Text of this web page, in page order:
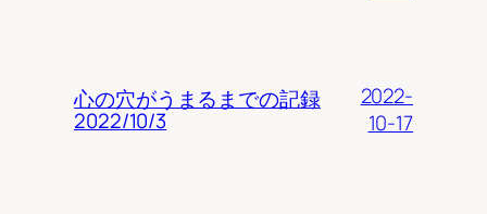
心の穴がうまるまでの記録
2022/10/3
2022-
10-17